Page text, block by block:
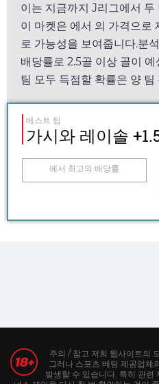
이는 지금까지 J리그에서
이 마켓은 에서 의 가격으로
로 가능성을 보여줍니다.분
배당률로 2.5골 이상 골이
팀 모두 득점할 확률은 양
베스트 팁
가시와 레이솔
에서 최고의 배당률
주의 / 참고 저희 웹사이트의
그러나 스포츠 베팅 제공업체
발생할 수 있습니다. 특히 관련